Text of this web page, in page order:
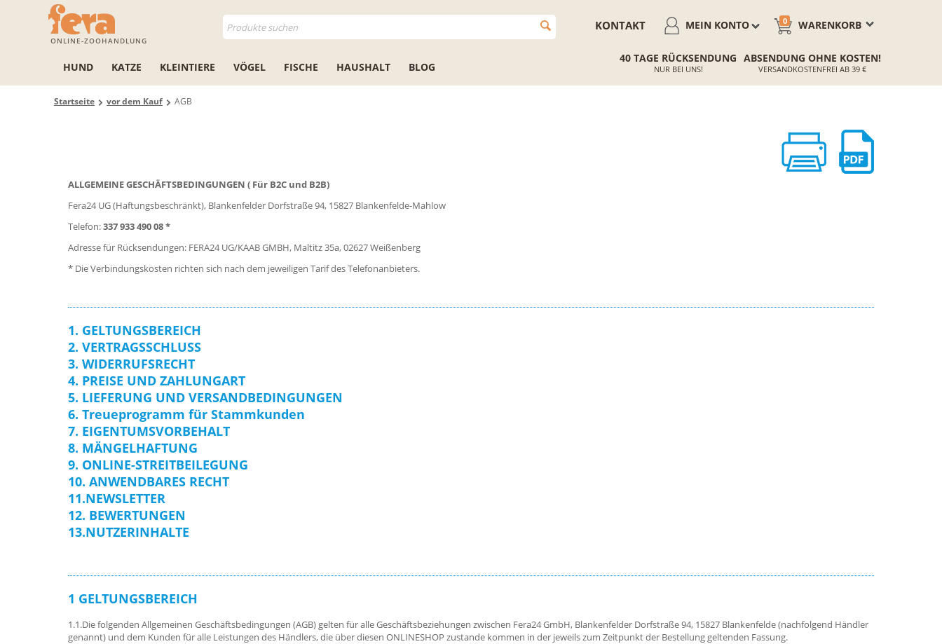
ONLINE-ZOOHANDLUNG
WARENKORB
0
MEIN KONTO
KONTAKT
HUND KATZE KLEINTIERE VÖGEL FISCHE HAUSHALT BLOG
40 TAGE RÜCKSENDUNG
NUR BEI UNS!
ABSENDUNG OHNE KOSTEN!
VERSANDKOSTENFREI AB 39 €
Startseite vor dem Kauf AGB
ALLGEMEINE GESCHÄFTSBEDINGUNGEN ( Für B2C und B2B)
Fera24 UG (Haftungsbeschränkt), Blankenfelder Dorfstraße 94, 15827 Blankenfelde-Mahlow
Telefon:337 933 490 08 *
Adresse für Rücksendungen: FERA24 UG/KAAB GMBH, Maltitz 35a, 02627 Weißenberg
* Die Verbindungskosten richten sich nach dem jeweiligen Tarif des Telefonanbieters.
1. GELTUNGSBEREICH
2. VERTRAGSSCHLUSS
3. WIDERRUFSRECHT
4. PREISE UND ZAHLUNGART
5. LIEFERUNG UND VERSANDBEDINGUNGEN
6. Treueprogramm für Stammkunden
7. EIGENTUMSVORBEHALT
8. MÄNGELHAFTUNG
9. ONLINE-STREITBEILEGUNG
10. ANWENDBARES RECHT
11.NEWSLETTER
12. BEWERTUNGEN
13.NUTZERINHALTE
1 GELTUNGSBEREICH
1.1.Die folgenden Allgemeinen Geschäftsbedingungen (AGB) gelten für alle Geschäftsbeziehungen zwischen Fera24 GmbH, Blankenfelder Dorfstraße 94, 15827 Blankenfelde (nachfolgend Händler
genannt) und dem Kunden für alle Leistungen des Händlers, die über diesen ONLINESHOP zustande kommen in der jeweils zum Zeitpunkt der Bestellung geltenden Fassung.